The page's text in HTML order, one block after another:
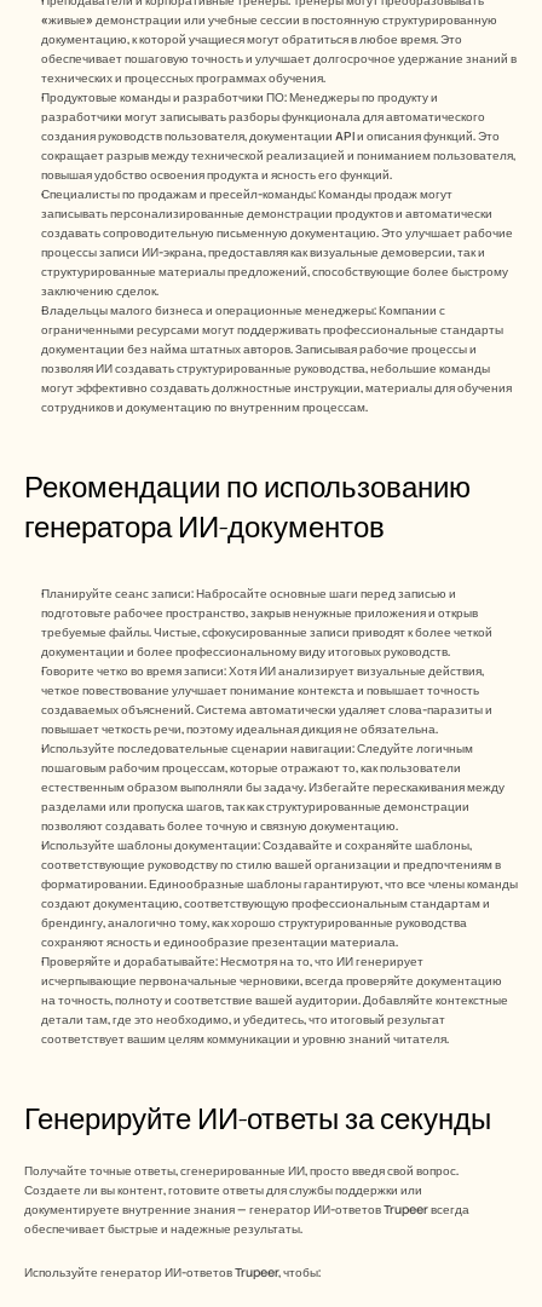
«живые» демонстрации или учебные сессии в постоянную структурированную
документацию, к которой учащиеся могут обратиться в любое время. Это
обеспечивает пошаговую точность и улучшает долгосрочное удержание знаний в
технических и процессных программах обучения.
Продуктовые команды и разработчики ПО: Менеджеры по продукту и
разработчики могут записывать разборы функционала для автоматического
создания руководств пользователя, документации API и описания функций. Это
сокращает разрыв между технической реализацией и пониманием пользователя,
повышая удобство освоения продукта и ясность его функций.
Специалисты по продажам и пресейл-команды: Команды продаж могут
записывать персонализированные демонстрации продуктов и автоматически
создавать сопроводительную письменную документацию. Это улучшает рабочие
процессы записи ИИ-экрана, предоставляя как визуальные демоверсии, так и
структурированные материалы предложений, способствующие более быстрому
заключению сделок.
Владельцы малого бизнеса и операционные менеджеры: Компании с
ограниченными ресурсами могут поддерживать профессиональные стандарты
документации без найма штатных авторов. Записывая рабочие процессы и
позволяя ИИ создавать структурированные руководства, небольшие команды
могут эффективно создавать должностные инструкции, материалы для обучения
сотрудников и документацию по внутренним процессам.
Рекомендации по использованию
генератора ИИ-документов
Планируйте сеанс записи: Набросайте основные шаги перед записью и
подготовьте рабочее пространство, закрыв ненужные приложения и открыв
требуемые файлы. Чистые, сфокусированные записи приводят к более четкой
документации и более профессиональному виду итоговых руководств.
Говорите четко во время записи: Хотя ИИ анализирует визуальные действия,
четкое повествование улучшает понимание контекста и повышает точность
создаваемых объяснений. Система автоматически удаляет слова-паразиты и
повышает четкость речи, поэтому идеальная дикция не обязательна.
Используйте последовательные сценарии навигации: Следуйте логичным
пошаговым рабочим процессам, которые отражают то, как пользователи
естественным образом выполняли бы задачу. Избегайте перескакивания между
разделами или пропуска шагов, так как структурированные демонстрации
позволяют создавать более точную и связную документацию.
Используйте шаблоны документации: Создавайте и сохраняйте шаблоны,
соответствующие руководству по стилю вашей организации и предпочтениям в
форматировании. Единообразные шаблоны гарантируют, что все члены команды
создают документацию, соответствующую профессиональным стандартам и
брендингу, аналогично тому, как хорошо структурированные руководства
сохраняют ясность и единообразие презентации материала.
Проверяйте и дорабатывайте: Несмотря на то, что ИИ генерирует
исчерпывающие первоначальные черновики, всегда проверяйте документацию
на точность, полноту и соответствие вашей аудитории. Добавляйте контекстные
детали там, где это необходимо, и убедитесь, что итоговый результат
соответствует вашим целям коммуникации и уровню знаний читателя.
Генерируйте ИИ-ответы за секунды
Получайте точные ответы, сгенерированные ИИ, просто введя свой вопрос.
Создаете ли вы контент, готовите ответы для службы поддержки или
документируете внутренние знания — генератор ИИ-ответов Trupeer всегда
обеспечивает быстрые и надежные результаты.
Используйте генератор ИИ-ответов Trupeer, чтобы: